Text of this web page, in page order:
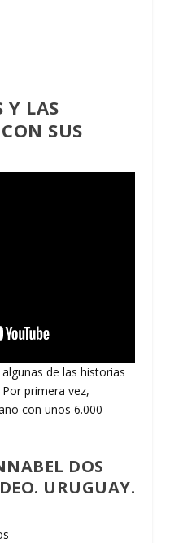
Y LAS
SUS
de las historias
primera vez,
con unos 6.000
DOS
URUGUAY.